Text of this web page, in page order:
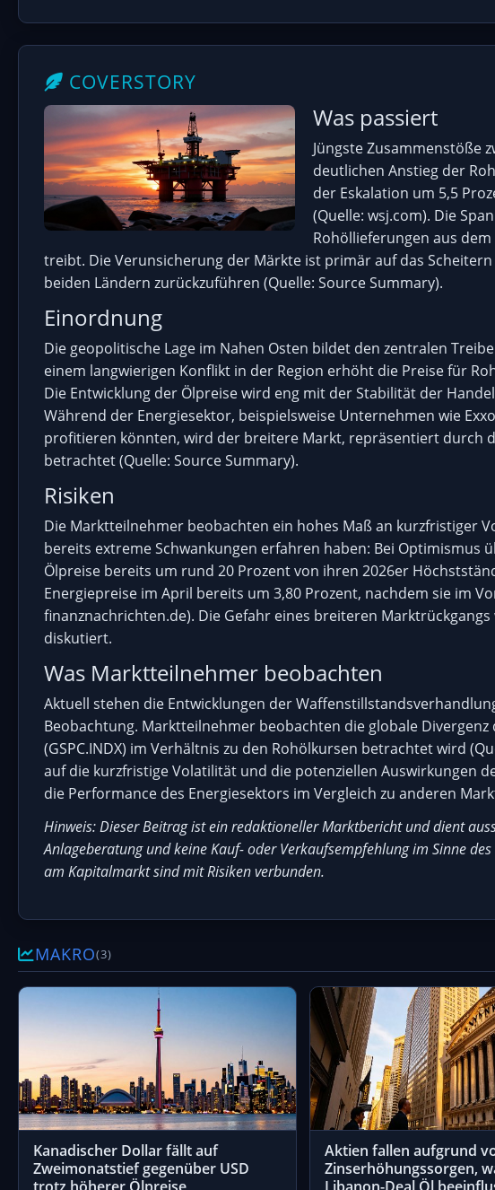
COVERSTORY
Was passiert
Jüngste Zusammenstöße
deutlichen Anstieg der
der Eskalation um 5,5
(Quelle: wsj.com). Die
Rohöllieferungen aus
treibt. Die Verunsicherung der Märkte ist primär auf das
beiden Ländern zurückzuführen (Quelle: Source Summary).
Einordnung
Die geopolitische Lage im Nahen Osten bildet den zentralen
einem langwierigen Konflikt in der Region erhöht die Preise für
Die Entwicklung der Ölpreise wird eng mit der Stabilität der
Während der Energiesektor, beispielsweise Unternehmen wie
profitieren könnten, wird der breitere Markt, repräsentiert durch
betrachtet (Quelle: Source Summary).
Risiken
Die Marktteilnehmer beobachten ein hohes Maß an kurzfristiger
bereits extreme Schwankungen erfahren haben: Bei Optimismus
Ölpreise bereits um rund 20 Prozent von ihren 2026er
Energiepreise im April bereits um 3,80 Prozent, nachdem sie im
finanznachrichten.de). Die Gefahr eines breiteren
diskutiert.
Was Marktteilnehmer beobachten
Aktuell stehen die Entwicklungen der
Beobachtung. Marktteilnehmer beobachten die globale
(GSPC.INDX) im Verhältnis zu den Rohölkursen betrachtet wird
auf die kurzfristige Volatilität und die potenziellen Auswirkungen
die Performance des Energiesektors im Vergleich zu anderen
Hinweis: Dieser Beitrag ist ein redaktioneller Marktbericht und dient
Anlageberatung und keine Kauf- oder Verkaufsempfehlung im Sinne
am Kapitalmarkt sind mit Risiken verbunden.
MAKRO(3)
Kanadischer Dollar fällt auf
Zweimonatstief gegenüber USD
trotz höherer Ölpreise
Aktien fallen aufgrund
Zinserhöhungssorgen,
Libanon-Deal Öl